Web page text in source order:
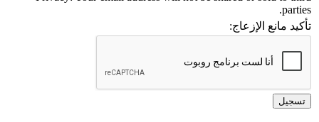
parties.
تأكيد مانع الإزعاج: